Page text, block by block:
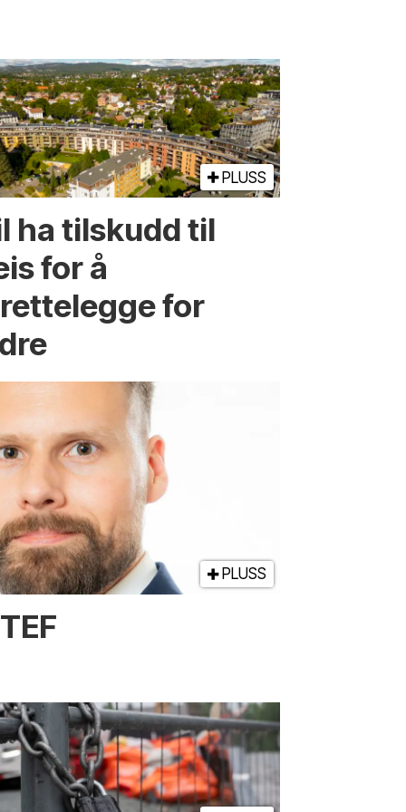
PLUSS
ha tilskudd til
for å
for
PLUSS